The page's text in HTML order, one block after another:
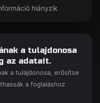
hiányzik
a tulajdonosa
az adatait.
a tulajdonosa, erősítse
a foglaláshoz